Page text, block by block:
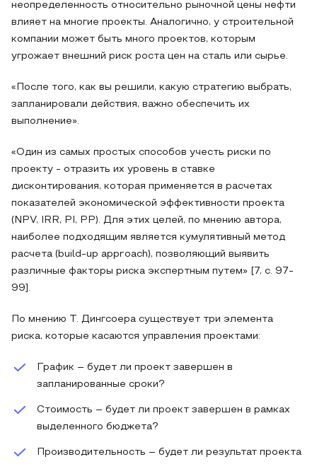
неопределенность относительно рыночной цены нефти
влияет на многие проекты. Аналогично, у строительной
компании может быть много проектов, которым
угрожает внешний риск роста цен на сталь или сырье.
«После того, как вы решили, какую стратегию выбрать,
запланировали действия, важно обеспечить их
выполнение».
«Один из самых простых способов учесть риски по
проекту - отразить их уровень в ставке
дисконтирования, которая применяется в расчетах
показателей экономической эффективности проекта
(NPV, IRR, PI, PP). Для этих целей, по мнению автора,
наиболее подходящим является кумулятивный метод
расчета (build-up approach), позволяющий выявить
различные факторы риска экспертным путем» [7, с. 97-
99].
По мнению Т. Дингсоера существует три элемента
риска, которые касаются управления проектами:
График – будет ли проект завершен в
запланированные сроки?
Стоимость – будет ли проект завершен в рамках
выделенного бюджета?
Производительность – будет ли результат проекта